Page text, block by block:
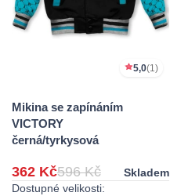
5,0(1)
Mikina se zapínáním
VICTORY
černá/tyrkysová
362 Kč596 Kč
Skladem
Dostupné velikosti: